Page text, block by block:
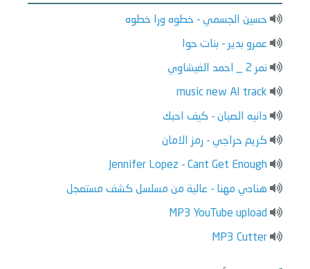
حسين الجسمي - خطوه ورا خطوه
عمرو بدير - بنات حوا
نمر 2 _ احمد الفيشاوي
music new AI track
دانيه الصبان - كيف احبك
كريم حراجي - رمز الامان
Jennifer Lopez - Cant Get Enough
هنادي مهنا - عالية من مسلسل كشف مستعجل
MP3 YouTube upload
MP3 Cutter